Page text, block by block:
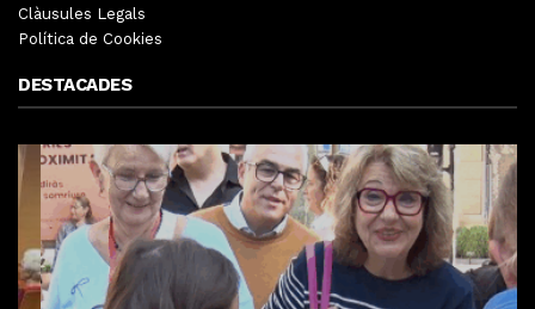
Clàusules Legals
Política de Cookies
DESTACADES